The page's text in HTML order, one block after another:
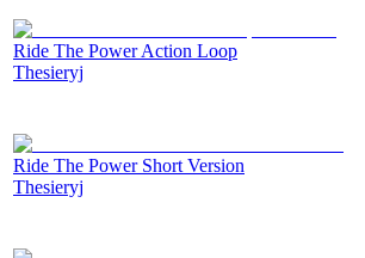
Ride The Power Action Loop
Thesieryj
Ride The Power Short Version
Thesieryj